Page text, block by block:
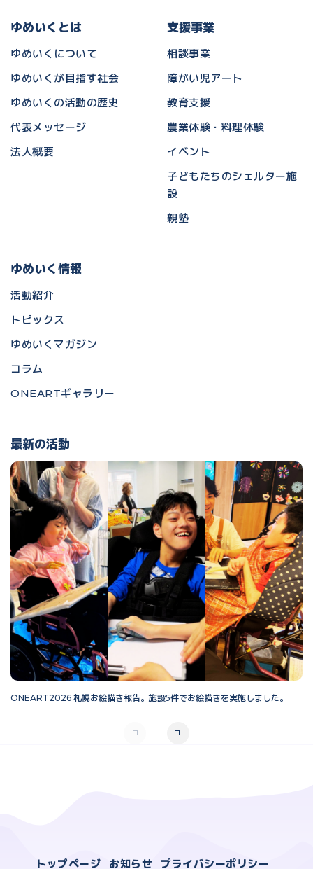
ゆめいくとは
ゆめいくについて
ゆめいくが目指す社会
ゆめいくの活動の歴史
代表メッセージ
法人概要
支援事業
相談事業
障がい児アート
教育支援
農業体験・料理体験
イベント
子どもたちのシェルター施
設
親塾
ゆめいく情報
活動紹介
トピックス
ゆめいくマガジン
コラム
ONEARTギャラリー
最新の活動
ONEART2026 札幌お絵描き報告。施設5件でお絵描きを実施しました。
トップページ お知らせ プライバシーポリシー